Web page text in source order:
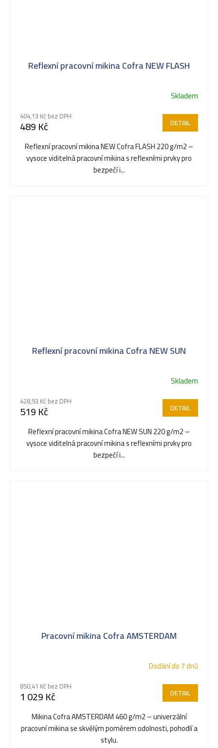
Reflexní pracovní mikina Cofra NEW FLASH
Skladem
404,13 Kč bez DPH
489 Kč DETAIL
Reflexní pracovní mikina NEW Cofra FLASH 220 g/m2 –
vysoce viditelná pracovní mikina s reflexními prvky pro
bezpečí i...
Reflexní pracovní mikina Cofra NEW SUN
Skladem
428,93 Kč bez DPH
519 Kč DETAIL
Reflexní pracovní mikina Cofra NEW SUN 220 g/m2 –
vysoce viditelná pracovní mikina s reflexními prvky pro
bezpečí i...
Pracovní mikina Cofra AMSTERDAM
Dodání do 7 dnů
850,41 Kč bez DPH
1 029 Kč DETAIL
Mikina Cofra AMSTERDAM 460 g/m2 – univerzální
pracovní mikina se skvělým poměrem odolnosti, pohodlí a
stylu.